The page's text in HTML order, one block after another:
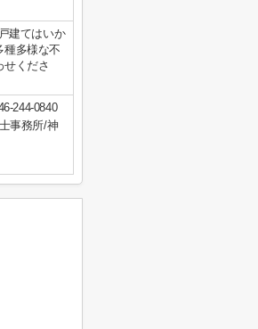
建てはいか
種多様な不
くださ
244-0840
事務所/神